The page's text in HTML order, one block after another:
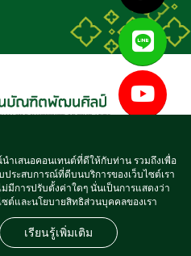
INSTITUTE OF FINE
RESERVED
. 2564
4 7 4
ำเสนอคอนเทนต์ที่ดีให้กับท่าน รวมถึงเพื่อ
ระสบการณ์ที่ดีบนบริการของเว็บไซต์เรา
มีการปรับตั้งค่าใดๆ นั่นเป็นการแสดงว่า
และนโยบายสิทธิส่วนบุคคลของเรา
เรียนรู้เพิ่มเติม